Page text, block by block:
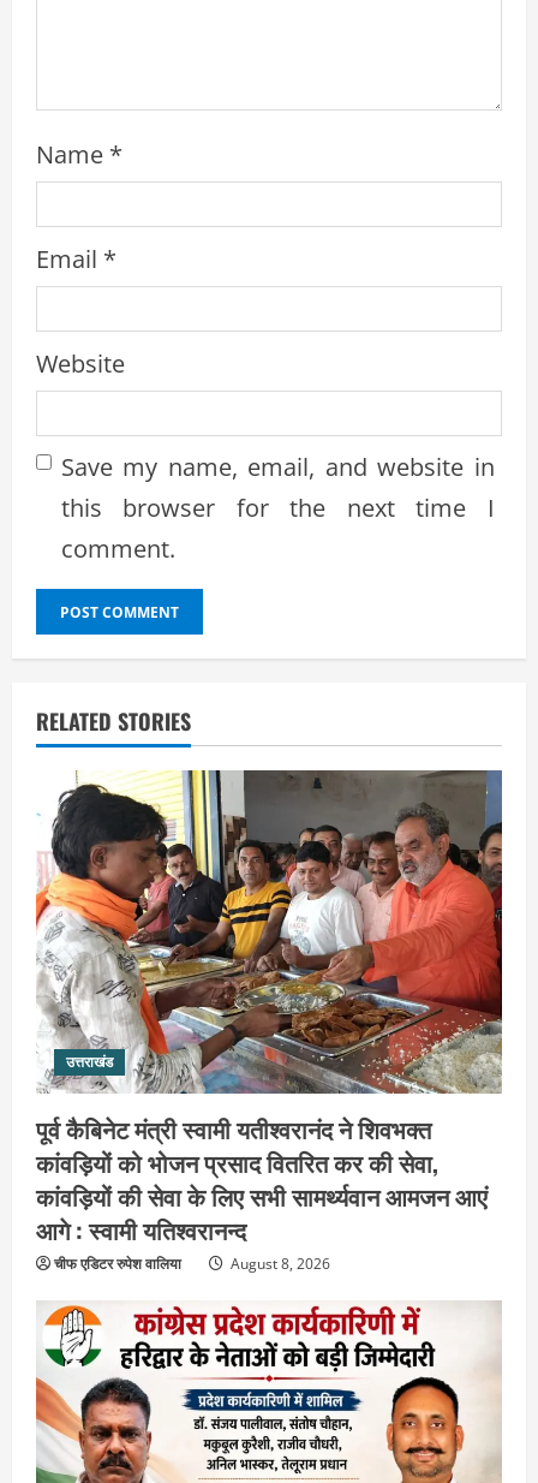
Name *
Email *
Website
Save my name, email, and website in
this browser for the next time I
comment.
RELATED STORIES
उत्तराखंड
पूर्व कैबिनेट मंत्री स्वामी यतीश्वरानंद ने शिवभक्त
कांवड़ियों को भोजन प्रसाद वितरित कर की सेवा,
कांवड़ियों की सेवा के लिए सभी सामर्थ्यवान आमजन आएं
आगे : स्वामी यतिश्वरानन्द
चीफ एडिटर रुपेश वालिया August 8, 2026
2
उत्तराखंड
हरिद्वार के नेताओं को कांग्रेस प्रदेश
कार्यकारिणी में बड़ी जिम्मेदारी, संगठन को मिले
नए चेहरे
August 7, 2026